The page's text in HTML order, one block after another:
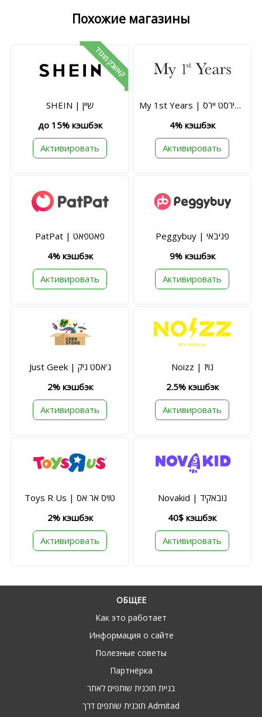
Похожие магазины
קאשבק מוגדל
SHEIN | שיין
до 15% кэшбэк
Активировать
My 1st Years | מיי פירסט יירס
4% кэшбэк
Активировать
PatPat | פאטפאט
4% кэшбэк
Активировать
Peggybuy | פגיבאי
9% кэшбэк
Активировать
Just Geek | ג'אסט גיק
2% кэшбэк
Активировать
Noizz | נויז
2.5% кэшбэк
Активировать
Toys R Us | טויס אר אס
2% кэшбэк
Активировать
Novakid | נובאקיד
40$ кэшбэк
Активировать
ОБЩЕЕ
Как это работает
Информация о сайте
Полезные советы
Партнёрка
בניית תוכנית שותפים לאתר
תוכנית שותפים דרך Admitad